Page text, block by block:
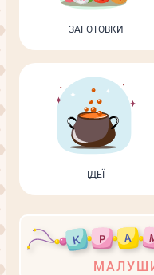
ЗАГОТОВКИ
ІДЕЇ